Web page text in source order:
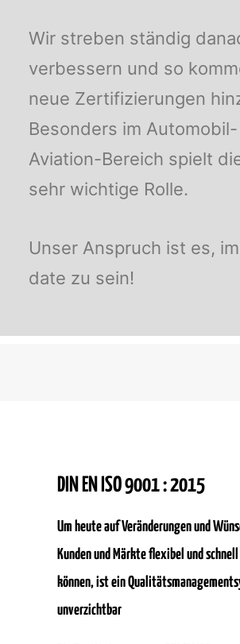
Wir streben ständig
verbessern und so
neue Zertifizierungen
Besonders im
Aviation-Bereich spielt
sehr wichtige Rolle.
Unser Anspruch ist es,
date zu sein!
DIN EN ISO 9001 : 2015
Um heute auf Veränderungen und
Kunden und Märkte flexibel und
können, ist ein
unverzichtbar